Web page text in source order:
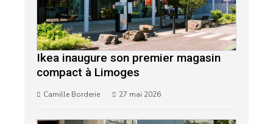
Ikea inaugure son premier magasin
compact à Limoges
Camille Borderie 27 mai 2026